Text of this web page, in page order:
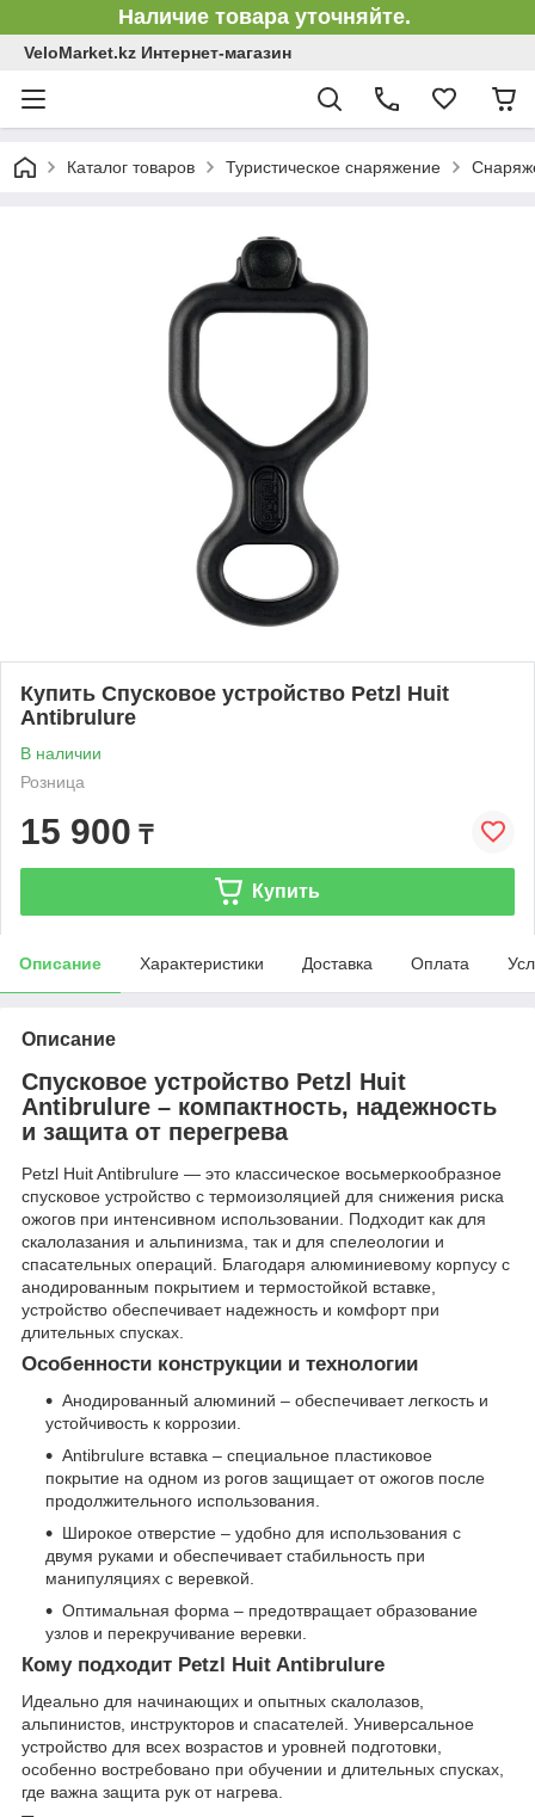
Наличие товара уточняйте.
VeloMarket.kz Интернет-магазин
Каталог товаров Туристическое снаряжение
Купить Спусковое устройство Petzl Huit
Antibrulure
В наличии
Розница
15 900 ₸
Купить
Описание Характеристики Доставка Оплата
Описание
Спусковое устройство Petzl Huit
Antibrulure – компактность, надежность
и защита от перегрева
Petzl Huit Antibrulure — это классическое восьмеркообразное
спусковое устройство с термоизоляцией для снижения риска
ожогов при интенсивном использовании. Подходит как для
скалолазания и альпинизма, так и для спелеологии и
спасательных операций. Благодаря алюминиевому корпусу с
анодированным покрытием и термостойкой вставке,
устройство обеспечивает надежность и комфорт при
длительных спусках.
Особенности конструкции и технологии
Анодированный алюминий – обеспечивает легкость и
устойчивость к коррозии.
Antibrulure вставка – специальное пластиковое
покрытие на одном из рогов защищает от ожогов после
продолжительного использования.
Широкое отверстие – удобно для использования с
двумя руками и обеспечивает стабильность при
манипуляциях с веревкой.
Оптимальная форма – предотвращает образование
узлов и перекручивание веревки.
Кому подходит Petzl Huit Antibrulure
Идеально для начинающих и опытных скалолазов,
альпинистов, инструкторов и спасателей. Универсальное
устройство для всех возрастов и уровней подготовки,
особенно востребовано при обучении и длительных спусках,
где важна защита рук от нагрева.